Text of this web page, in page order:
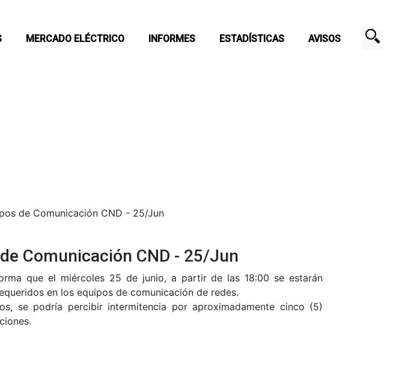
MERCADO ELÉCTRICO INFORMES ESTADÍSTICAS AVISOS
de Comunicación CND - 25/Jun
Comunicación CND - 25/Jun
que el miércoles 25 de junio, a partir de las 18:00 se estarán
en los equipos de comunicación de redes.
se podría percibir intermitencia por aproximadamente cinco (5)